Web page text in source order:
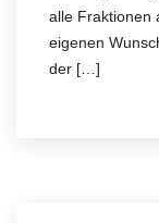
alle Fraktionen
eigenen
der […]